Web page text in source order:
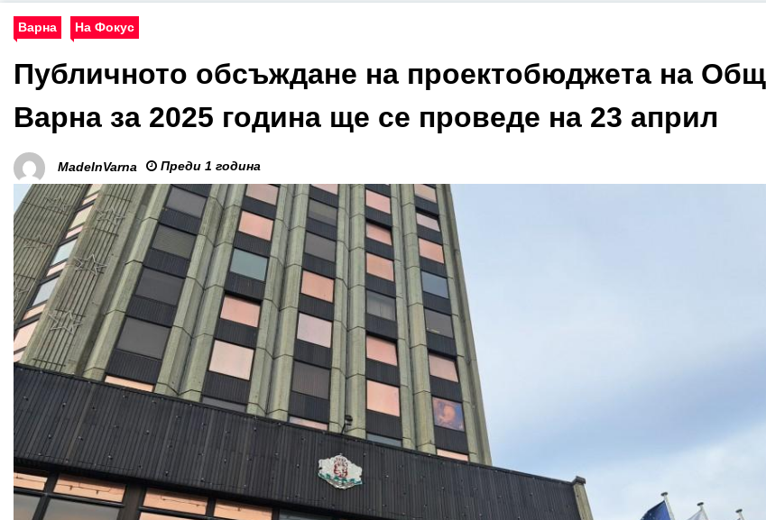
Варна На Фокус
Публичното обсъждане на проектобюджета на
Варна за 2025 година ще се проведе на 23 април
MadeInVarna Преди 1 година